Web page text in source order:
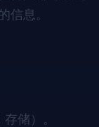
信息。
储）。